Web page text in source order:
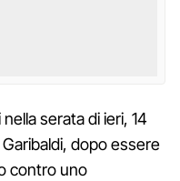
serata di ieri, 14
dopo essere
contro uno